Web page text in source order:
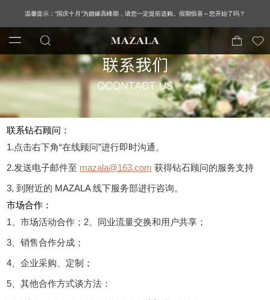
温馨提示：“国庆十月”为婚嫁高峰期，请您一定提前选购。假期惊喜～您开始了吗？
联系钻石顾问：
1.点击右下角“在线顾问”进行即时沟通。
2.发送电子邮件至 mazala@163.com 获得钻石顾问的服务支持
3, 到附近的 MAZALA 线下服务部进行咨询。
市场合作：
1、市场活动合作；2、同业流量交换和用户共享；
3、销售合作分成；
4、企业采购、定制；
5、其他合作方式谈方法：